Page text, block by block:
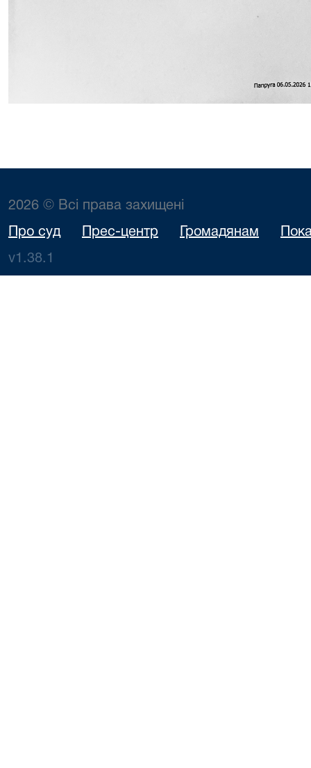
2026 © Всі права захищені
Про суд Прес-центр Громадянам
v1.38.1